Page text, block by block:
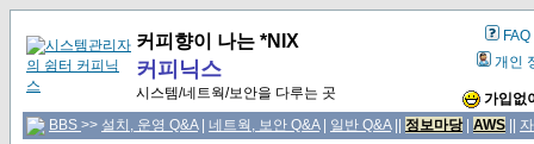
커피향이 나는 *NIX
커피닉스
시스템/네트웍/보안을 다루는 곳
FAQ
개인
가입없
BBS >> 설치, 운영 Q&A| 네트웍, 보안 Q&A| 일반 Q&A|| 정보마당| AWS